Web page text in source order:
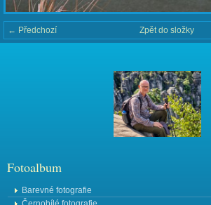
← Předchozí Zpět do složky
Fotoalbum
Barevné fotografie